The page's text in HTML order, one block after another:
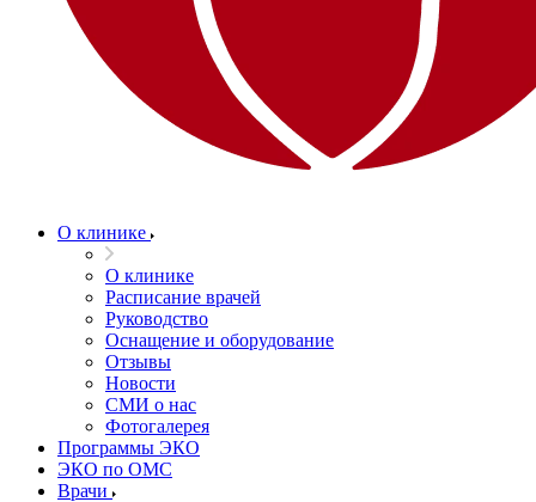
О клинике
О клинике
Расписание врачей
Руководство
Оснащение и оборудование
Отзывы
Новости
СМИ о нас
Фотогалерея
Программы ЭКО
ЭКО по ОМС
Врачи